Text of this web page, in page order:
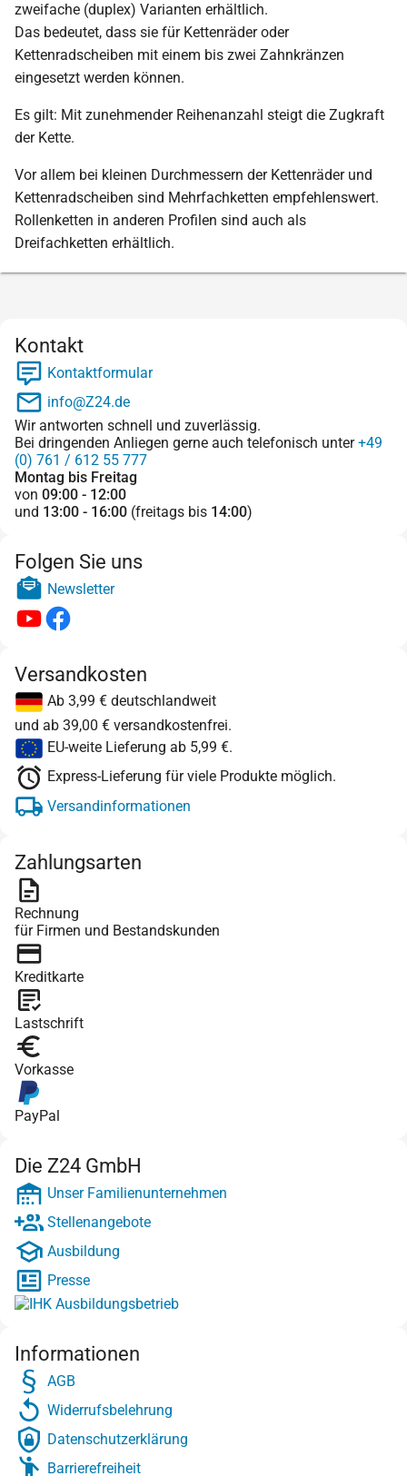
zweifache (duplex) Varianten erhältlich.
Das bedeutet, dass sie für Kettenräder oder
Kettenradscheiben mit einem bis zwei Zahnkränzen
eingesetzt werden können.
Es gilt: Mit zunehmender Reihenanzahl steigt die Zugkraft
der Kette.
Vor allem bei kleinen Durchmessern der Kettenräder und
Kettenradscheiben sind Mehrfachketten empfehlenswert.
Rollenketten in anderen Profilen sind auch als
Dreifachketten erhältlich.
Kontakt
Kontaktformular
info@Z24.de
Wir antworten schnell und zuverlässig.
Bei dringenden Anliegen gerne auch telefonisch unter+49
(0) 761 / 612 55 777
Montag bis Freitag
von 09:00 - 12:00
und 13:00 - 16:00 (freitags bis 14:00)
Folgen Sie uns
Newsletter
Versandkosten
Ab 3,99 € deutschlandweit
und ab 39,00 € versandkostenfrei.
EU-weite Lieferung ab 5,99 €.
Express-Lieferung für viele Produkte möglich.
Versandinformationen
Zahlungsarten
Rechnung
für Firmen und Bestandskunden
Kreditkarte
Lastschrift
Vorkasse
PayPal
Die Z24 GmbH
Unser Familienunternehmen
Stellenangebote
Ausbildung
Presse
Informationen
AGB
Widerrufsbelehrung
Datenschutzerklärung
Barrierefreiheit